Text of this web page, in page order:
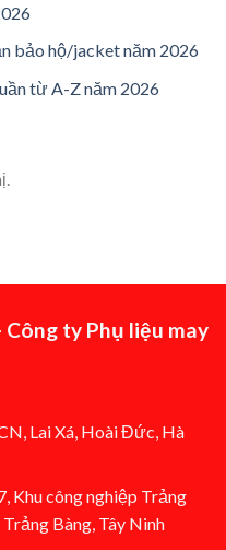
bảo hộ/jacket năm 2026
từ A-Z năm 2026
Công ty Phụ liệu may
Lai Xá, Hoài Đức, Hà
Khu công nghiệp Trảng
Bàng, Tây Ninh